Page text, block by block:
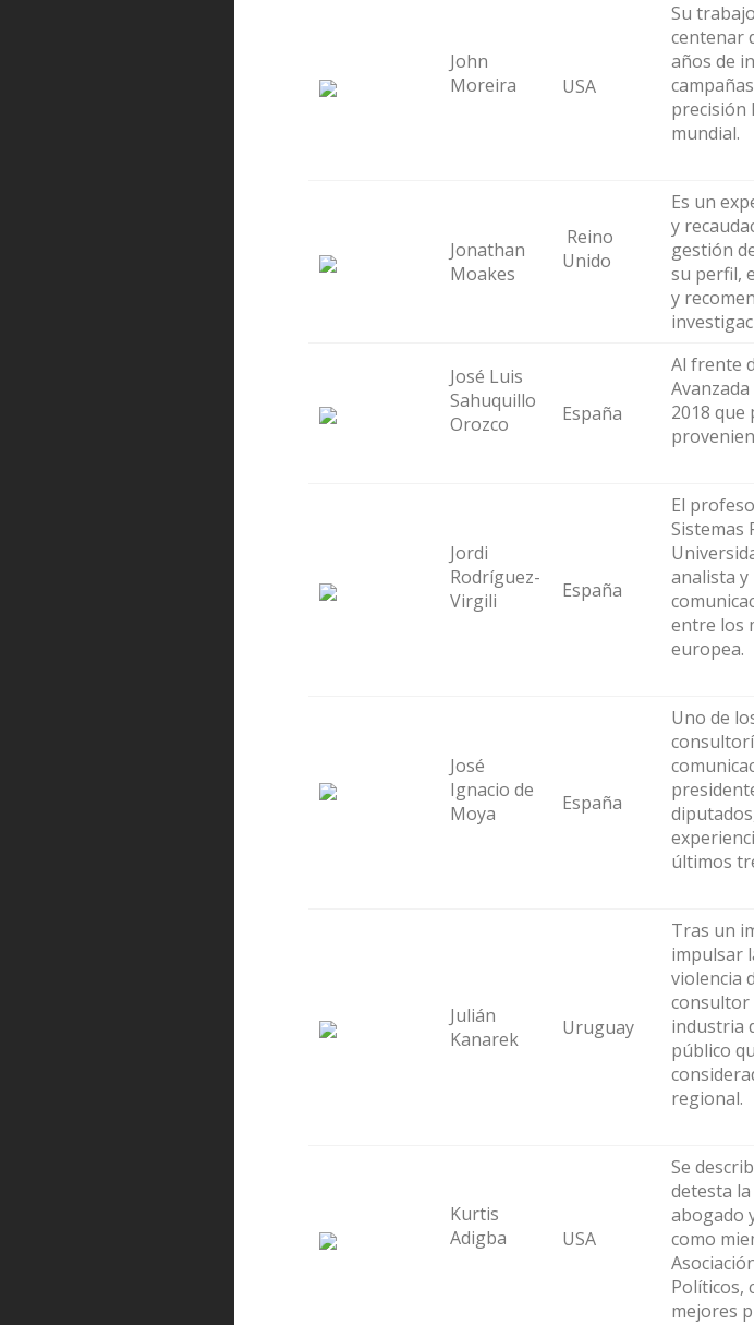
John
Moreira
USA
Su
centenar
años de
precisión
mundial.
Jonathan
Moakes
Reino
Unido
Es un
y
gestión
su perfil,
y
José Luis
Sahuquillo
Orozco
España
Al frente
2018
Jordi
Rodríguez-
Virgili
España
El
Sistemas
analista
entre los
europea.
José
Ignacio de
Moya
España
Uno de
últimos
Julián
Kanarek
Uruguay
Tras un
impulsar
violencia
consultor
industria
público
regional.
Kurtis
Adigba
USA
Se
detesta
abogado
como
Políticos,
mejores